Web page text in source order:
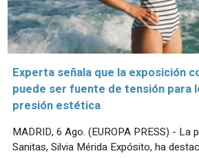
Experta señala que la exposición
puede ser fuente de tensión para
presión estética
MADRID, 6 Ago. (EUROPA PRESS) - La
Sanitas, Silvia Mérida Expósito, ha